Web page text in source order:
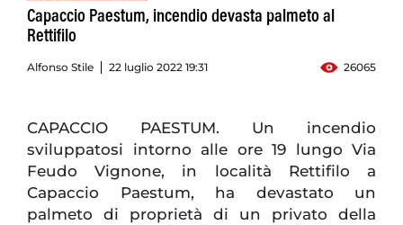
Capaccio Paestum, incendio devasta palmeto al
Rettifilo
Alfonso Stile 22 luglio 2022 19:31 26065
CAPACCIO PAESTUM. Un incendio
sviluppatosi intorno alle ore 19 lungo Via
Feudo Vignone, in località Rettifilo a
Capaccio Paestum, ha devastato un
palmeto di proprietà di un privato della